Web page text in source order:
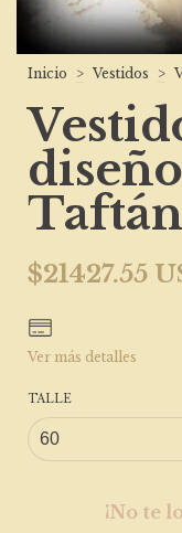
Inicio > Vestidos >
$21427.55
Ver más detalles
TALLE
¡No te